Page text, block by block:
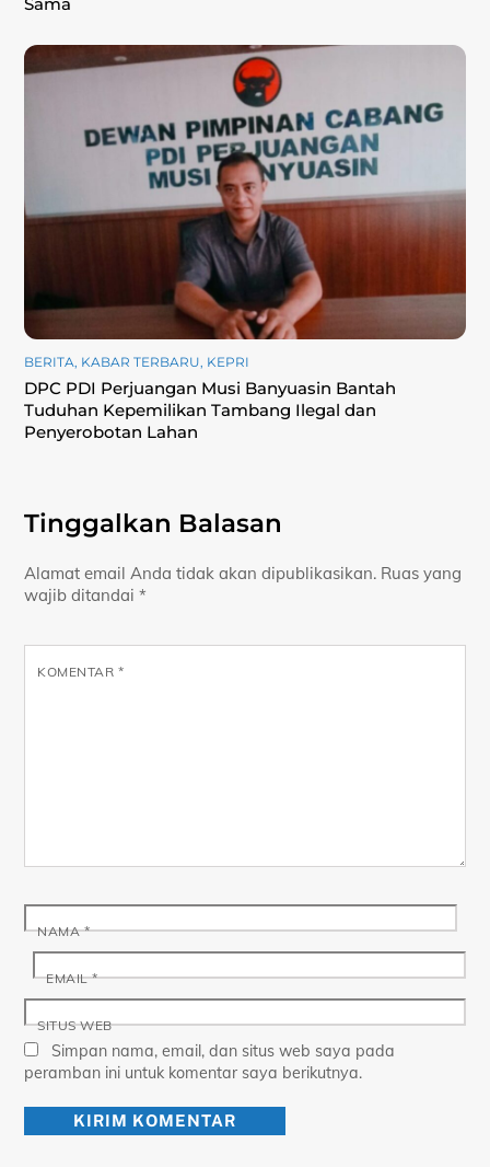
BERITA, KABAR TERBARU, KEPRI
DPC PDI Perjuangan Musi Banyuasin Bantah
Tuduhan Kepemilikan Tambang Ilegal dan
Penyerobotan Lahan
Tinggalkan Balasan
Alamat email Anda tidak akan dipublikasikan. Ruas yang
wajib ditandai*
KOMENTAR *
NAMA*
EMAIL*
SITUS WEB
Simpan nama, email, dan situs web saya pada
peramban ini untuk komentar saya berikutnya.